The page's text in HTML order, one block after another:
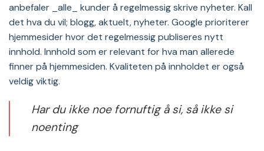
anbefaler _alle_ kunder å regelmessig skrive nyheter. Kall
det hva du vil; blogg, aktuelt, nyheter. Google prioriterer
hjemmesider hvor det regelmessig publiseres nytt
innhold. Innhold som er relevant for hva man allerede
finner på hjemmesiden. Kvaliteten på innholdet er også
veldig viktig.
Har du ikke noe fornuftig å si, så ikke si
noenting